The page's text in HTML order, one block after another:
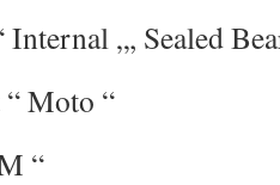
Internal „, Sealed
Moto “
“